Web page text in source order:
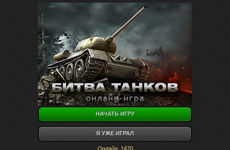
НАЧАТЬ ИГРУ
Я УЖЕ ИГРАЛ
Онлайн: 1470